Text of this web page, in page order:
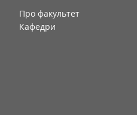
Про факультет
Кафедри